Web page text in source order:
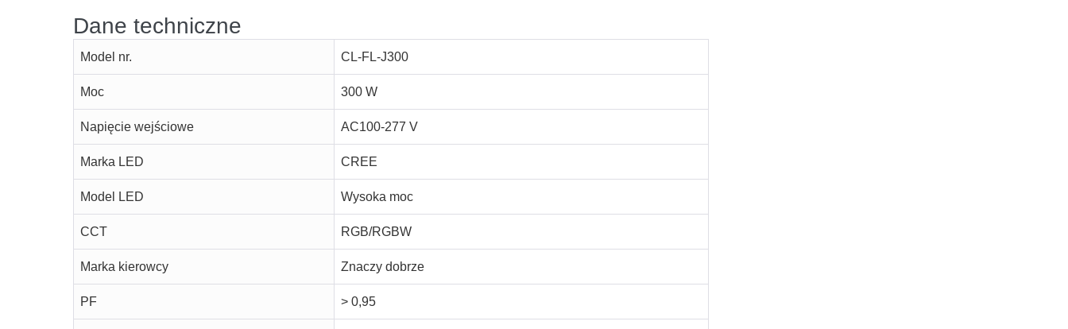
Dane techniczne
Model nr. CL-FL-J300
Moc 300 W
Napięcie wejściowe AC100-277 V
Marka LED CREE
Model LED Wysoka moc
CCT RGB/RGBW
Marka kierowcy Znaczy dobrze
PF > 0,95